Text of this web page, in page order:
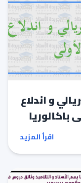
و اندلاع
باكالوريا
اقرأ المزيد